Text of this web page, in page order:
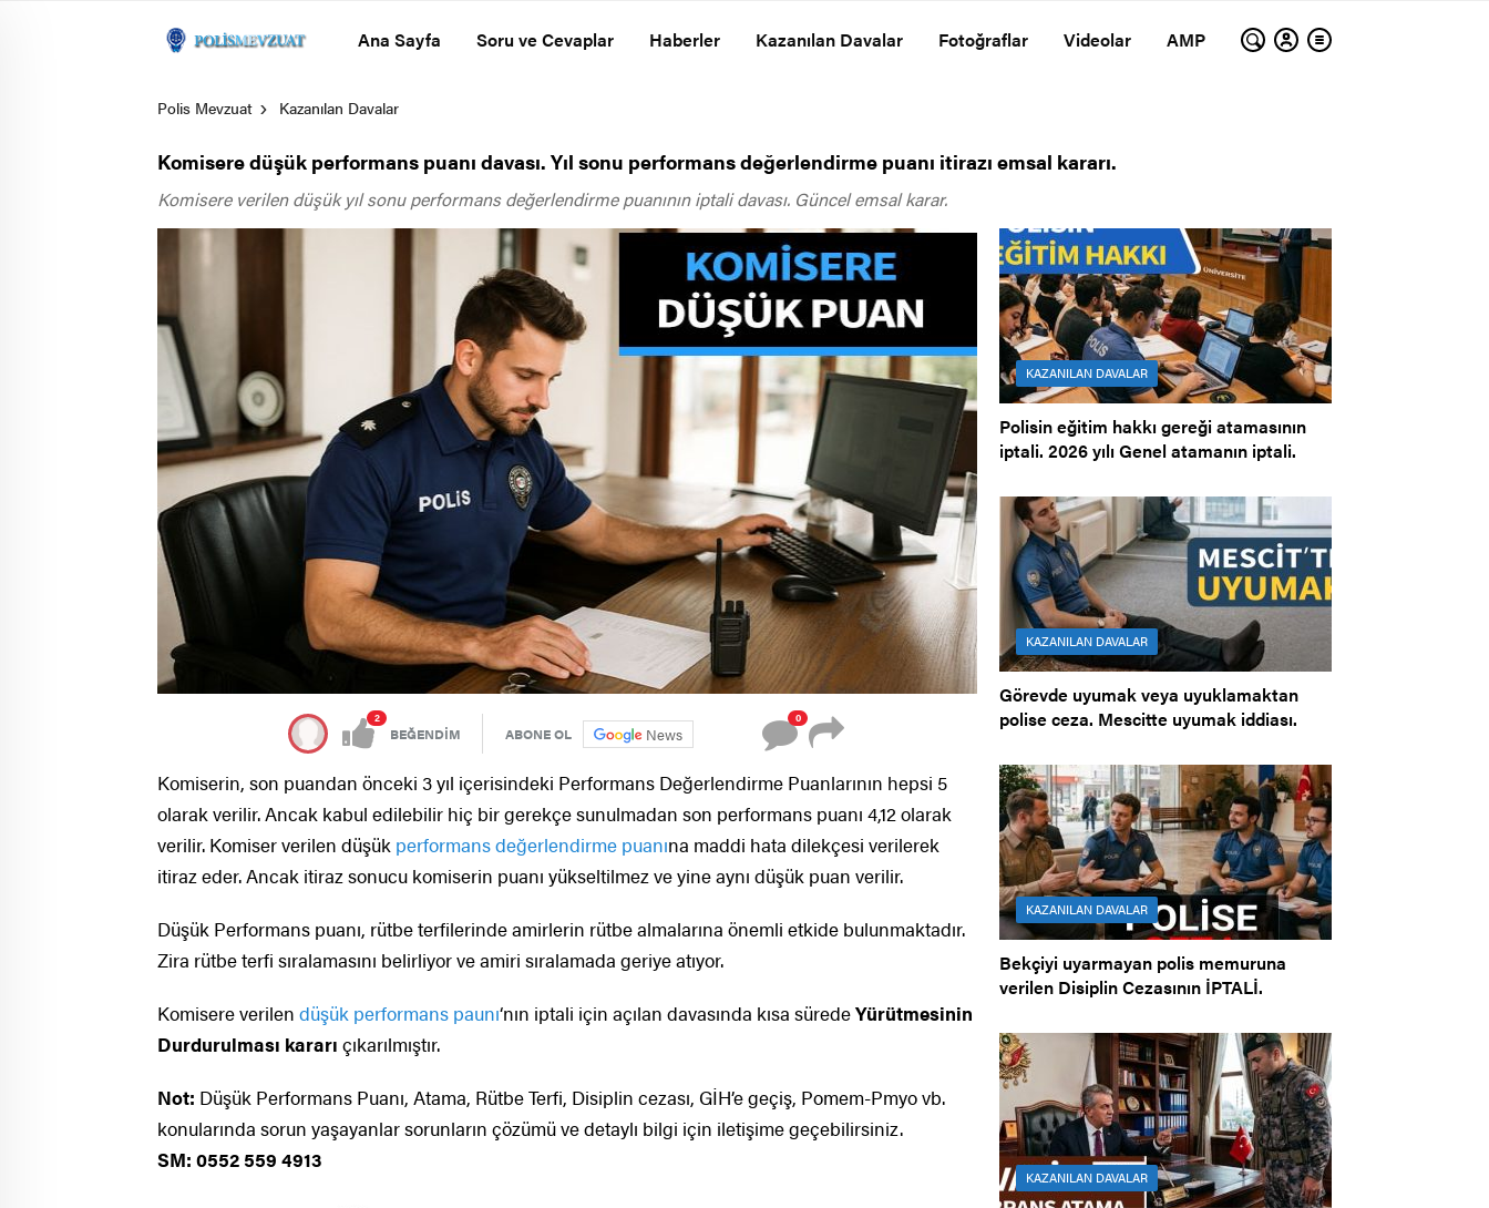
Ana Sayfa Soru ve Cevaplar Haberler Kazanılan Davalar Fotoğraflar Videolar AMP
Polis Mevzuat Kazanılan Davalar
Komisere düşük performans puanı davası. Yıl sonu performans değerlendirme puanı itirazı emsal kararı.
Komisere verilen düşük yıl sonu performans değerlendirme puanının iptali davası. Güncel emsal karar.
2
BEĞENDİM ABONE OL News
0
Komiserin, son puandan önceki 3 yıl içerisindeki Performans Değerlendirme Puanlarının hepsi 5
olarak verilir. Ancak kabul edilebilir hiç bir gerekçe sunulmadan son performans puanı 4,12 olarak
verilir. Komiser verilen düşük performans değerlendirme puanına maddi hata dilekçesi verilerek
itiraz eder. Ancak itiraz sonucu komiserin puanı yükseltilmez ve yine aynı düşük puan verilir.
Düşük Performans puanı, rütbe terfilerinde amirlerin rütbe almalarına önemli etkide bulunmaktadır.
Zira rütbe terfi sıralamasını belirliyor ve amiri sıralamada geriye atıyor.
Komisere verilen düşük performans paunı‘nın iptali için açılan davasında kısa süredeYürütmesinin
Durdurulması kararı çıkarılmıştır.
Not: Düşük Performans Puanı, Atama, Rütbe Terfi, Disiplin cezası, GİH’e geçiş, Pomem-Pmyo vb.
konularında sorun yaşayanlar sorunların çözümü ve detaylı bilgi için iletişime geçebilirsiniz.
SM: 0552 559 4913
KAZANILAN DAVALAR
Polisin eğitim hakkı gereği atamasının
iptali. 2026 yılı Genel atamanın iptali.
KAZANILAN DAVALAR
Görevde uyumak veya uyuklamaktan
polise ceza. Mescitte uyumak iddiası.
KAZANILAN DAVALAR
Bekçiyi uyarmayan polis memuruna
verilen Disiplin Cezasının İPTALİ.
KAZANILAN DAVALAR